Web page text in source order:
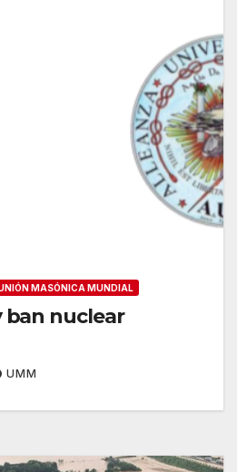
MASÓNICA MUNDIAL
ban nuclear
UMM